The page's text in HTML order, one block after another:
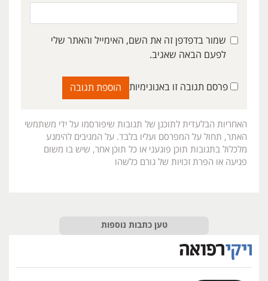
שמור בדפדפן זה את השם, האימייל והאתר שלי
לפעם הבאה שאגיב.
פרסם תגובה זו באנונימיות
האחריות הבלעדית לתוכנן של תגובות שיפורסמו על ידי משתמשי
האתר, תחול על המפרסם ועליו בלבד. על המגיבים להימנע
מלכלול בתגובות תוכן פוגעני או כל תוכן אחר, שיש בו משום
פגיעה או הפרת זכויות של גורם כלשהו
טען כתבות נוספות